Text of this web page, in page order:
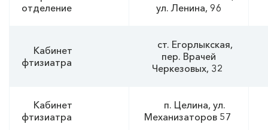
отделение
ул. Ленина, 96
Кабинет
фтизиатра
ст. Егорлыкская,
пер. Врачей
Черкезовых, 32
Кабинет
фтизиатра
п. Целина, ул.
Механизаторов 57